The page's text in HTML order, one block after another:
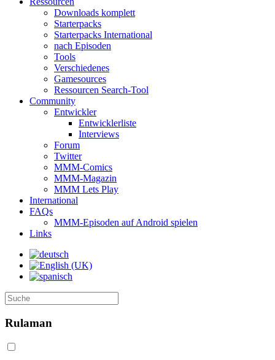
Downloads komplett
Starterpacks
Starterpacks International
nach Episoden
Tools
Verschiedenes
Gamesources
Ressourcen Search-Tool
Community
Entwickler
Entwicklerliste
Interviews
Forum
Twitter
MMM-Comics
MMM-Magazin
MMM Lets Play
International
FAQs
MMM-Episoden auf Android spielen
Links
Rulaman